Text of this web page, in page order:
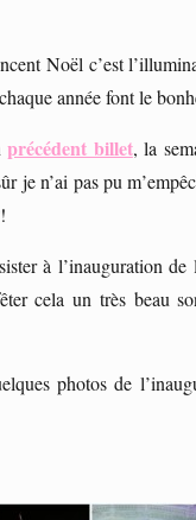
Noël c’est
année font le
précédent billet, la
je n’ai pas pu
à l’inauguration
cela un très beau
photos de